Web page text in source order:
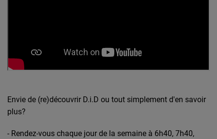
Envie de (re)découvrir D.i.D ou tout simplement d'en savoir
plus?
- Rendez-vous chaque jour de la semaine à 6h40, 7h40,